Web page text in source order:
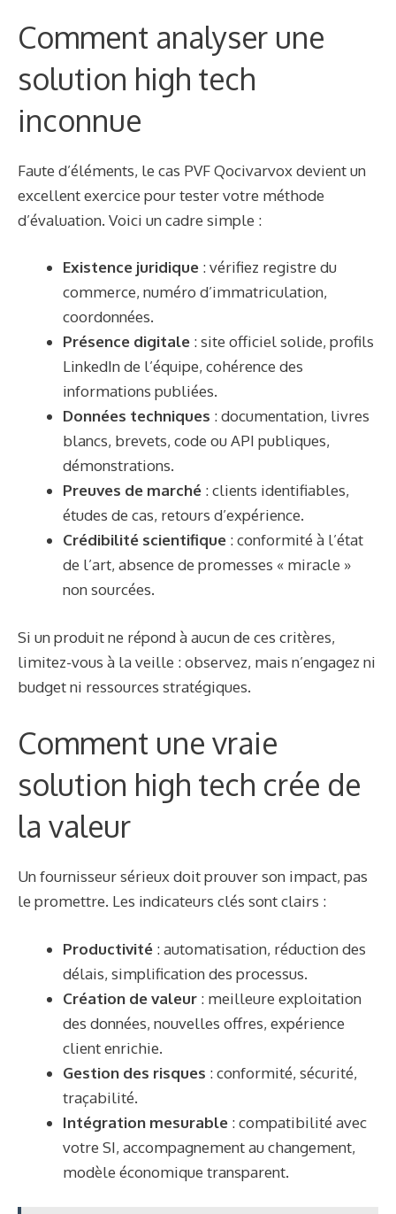
Comment analyser une
solution high tech
inconnue
Faute d’éléments, le cas PVF Qocivarvox devient un
excellent exercice pour tester votre méthode
d’évaluation. Voici un cadre simple :
Existence juridique : vérifiez registre du
commerce, numéro d’immatriculation,
coordonnées.
Présence digitale : site officiel solide, profils
LinkedIn de l’équipe, cohérence des
informations publiées.
Données techniques : documentation, livres
blancs, brevets, code ou API publiques,
démonstrations.
Preuves de marché : clients identifiables,
études de cas, retours d’expérience.
Crédibilité scientifique : conformité à l’état
de l’art, absence de promesses « miracle »
non sourcées.
Si un produit ne répond à aucun de ces critères,
limitez-vous à la veille : observez, mais n’engagez ni
budget ni ressources stratégiques.
Comment une vraie
solution high tech crée de
la valeur
Un fournisseur sérieux doit prouver son impact, pas
le promettre. Les indicateurs clés sont clairs :
Productivité : automatisation, réduction des
délais, simplification des processus.
Création de valeur : meilleure exploitation
des données, nouvelles offres, expérience
client enrichie.
Gestion des risques : conformité, sécurité,
traçabilité.
Intégration mesurable : compatibilité avec
votre SI, accompagnement au changement,
modèle économique transparent.